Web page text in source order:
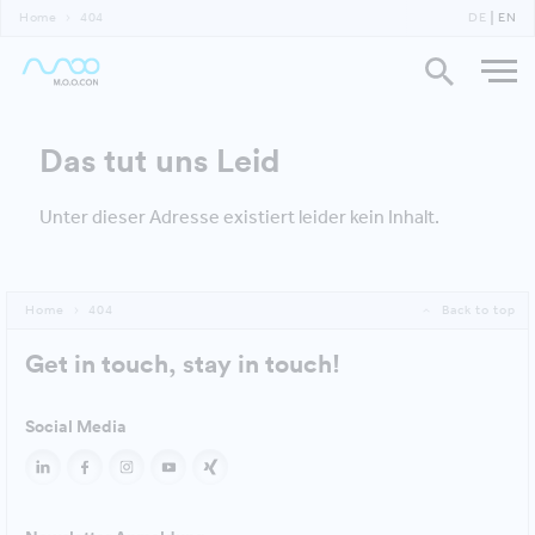
Home 404 DE EN
Das tut uns Leid
Unter dieser Adresse existiert leider kein Inhalt.
Home 404 Back to top
Get in touch, stay in touch!
Social Media